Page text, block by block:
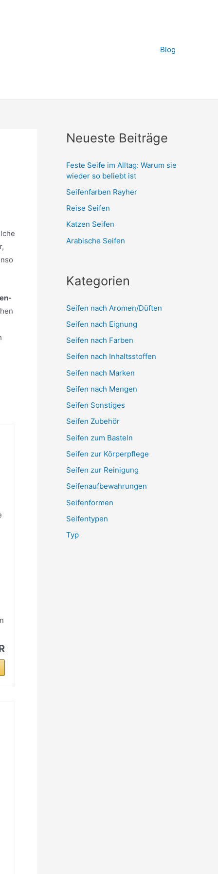
Blog
Neueste Beiträge
Feste Seife im Alltag: Warum sie
wieder so beliebt ist
Seifenfarben Rayher
Reise Seifen
Katzen Seifen
Arabische Seifen
Kategorien
Seifen nach Aromen/Düften
Seifen nach Eignung
Seifen nach Farben
Seifen nach Inhaltsstoffen
Seifen nach Marken
Seifen nach Mengen
Seifen Sonstiges
Seifen Zubehör
Seifen zum Basteln
Seifen zur Körperpflege
Seifen zur Reinigung
Seifenaufbewahrungen
Seifenformen
Seifentypen
Typ